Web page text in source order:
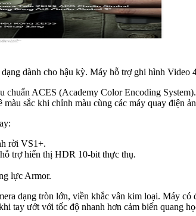
dành cho hậu kỳ. Máy hỗ trợ ghi hình Video
ACES (Academy Color Encoding
sắc khi chỉnh màu cùng các máy quay điện
rời VS1+.
trợ hiển thị HDR 10-bit thực thụ.
lực Armor.
dạng tròn lớn, viền khắc vân kim loại. Máy
tay ướt với tốc độ nhanh hơn cảm biến quang